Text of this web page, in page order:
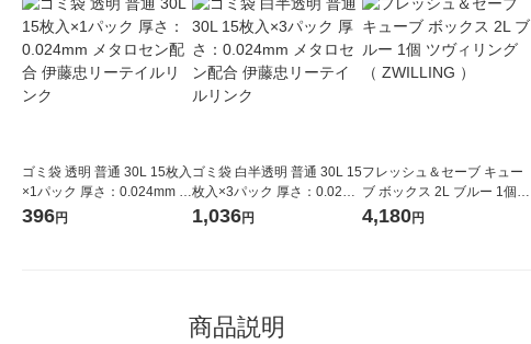
ゴミ袋 透明 普通 30L 15枚入
×1パック 厚さ：0.024mm メ
タロセン配合 伊藤忠リーテ
396円
ゴミ袋 白半透明 普通 30L 15
枚入×3パック 厚さ：0.024m
m メタロセン配合 伊藤忠リ
ーテイルリンク
1,036円
フレッシュ＆セーブ キュー
ブ ボックス 2L ブルー 1個
ツヴィリング （ ZWILLING
）
4,180円
商品説明